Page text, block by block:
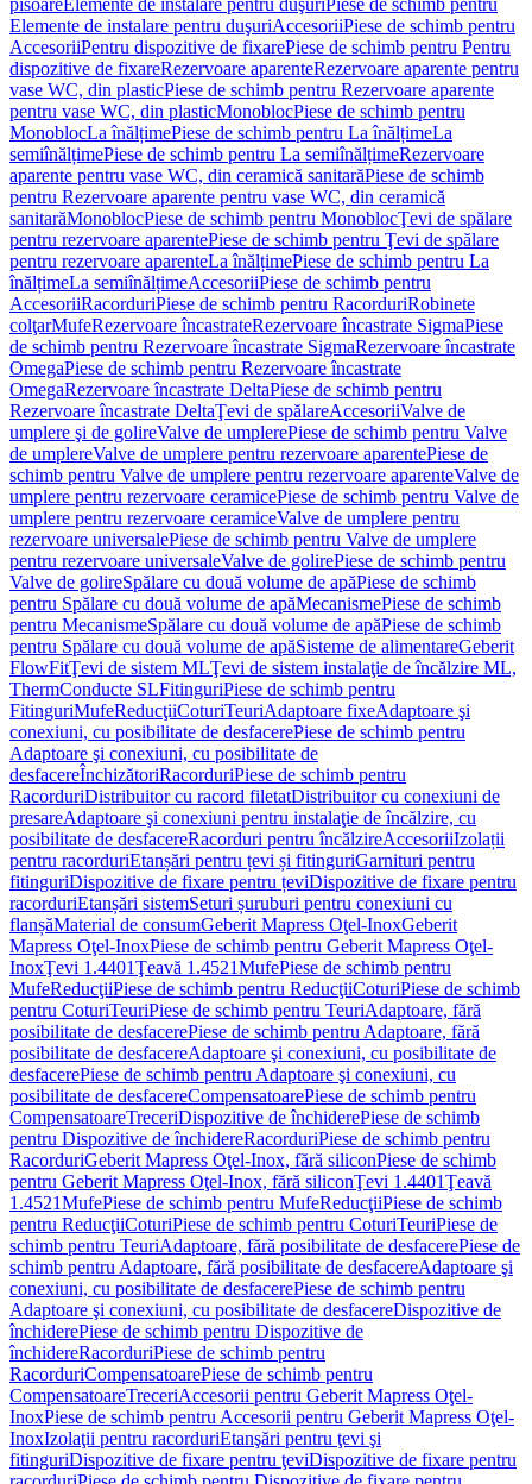
pisoareElemente de instalare pentru duşuriPiese de schimb pentru
Elemente de instalare pentru duşuriAccesoriiPiese de schimb pentru
AccesoriiPentru dispozitive de fixarePiese de schimb pentru Pentru
dispozitive de fixareRezervoare aparenteRezervoare aparente pentru
vase WC, din plasticPiese de schimb pentru Rezervoare aparente
pentru vase WC, din plasticMonoblocPiese de schimb pentru
MonoblocLa înălțimePiese de schimb pentru La înălțimeLa
semiînălțimePiese de schimb pentru La semiînălțimeRezervoare
aparente pentru vase WC, din ceramică sanitarăPiese de schimb
pentru Rezervoare aparente pentru vase WC, din ceramică
sanitarăMonoblocPiese de schimb pentru MonoblocŢevi de spălare
pentru rezervoare aparentePiese de schimb pentru Ţevi de spălare
pentru rezervoare aparenteLa înălțimePiese de schimb pentru La
înălțimeLa semiînălțimeAccesoriiPiese de schimb pentru
AccesoriiRacorduriPiese de schimb pentru RacorduriRobinete
colţarMufeRezervoare încastrateRezervoare încastrate SigmaPiese
de schimb pentru Rezervoare încastrate SigmaRezervoare încastrate
OmegaPiese de schimb pentru Rezervoare încastrate
OmegaRezervoare încastrate DeltaPiese de schimb pentru
Rezervoare încastrate DeltaŢevi de spălareAccesoriiValve de
umplere şi de golireValve de umplerePiese de schimb pentru Valve
de umplereValve de umplere pentru rezervoare aparentePiese de
schimb pentru Valve de umplere pentru rezervoare aparenteValve de
umplere pentru rezervoare ceramicePiese de schimb pentru Valve de
umplere pentru rezervoare ceramiceValve de umplere pentru
rezervoare universalePiese de schimb pentru Valve de umplere
pentru rezervoare universaleValve de golirePiese de schimb pentru
Valve de golireSpălare cu două volume de apăPiese de schimb
pentru Spălare cu două volume de apăMecanismePiese de schimb
pentru MecanismeSpălare cu două volume de apăPiese de schimb
pentru Spălare cu două volume de apăSisteme de alimentareGeberit
FlowFitŢevi de sistem MLŢevi de sistem instalaţie de încălzire ML,
ThermConducte SLFitinguriPiese de schimb pentru
FitinguriMufeReducţiiCoturiTeuriAdaptoare fixeAdaptoare şi
conexiuni, cu posibilitate de desfacerePiese de schimb pentru
Adaptoare şi conexiuni, cu posibilitate de
desfacereÎnchizătoriRacorduriPiese de schimb pentru
RacorduriDistribuitor cu racord filetatDistribuitor cu conexiuni de
presareAdaptoare şi conexiuni pentru instalaţie de încălzire, cu
posibilitate de desfacereRacorduri pentru încălzireAccesoriiIzolații
pentru racorduriEtanșări pentru țevi și fitinguriGarnituri pentru
fitinguriDispozitive de fixare pentru țeviDispozitive de fixare pentru
racorduriEtanșări sistemSeturi șuruburi pentru conexiuni cu
flanșăMaterial de consumGeberit Mapress Oţel-InoxGeberit
Mapress Oţel-InoxPiese de schimb pentru Geberit Mapress Oţel-
InoxŢevi 1.4401Ţeavă 1.4521MufePiese de schimb pentru
MufeReducţiiPiese de schimb pentru ReducţiiCoturiPiese de schimb
pentru CoturiTeuriPiese de schimb pentru TeuriAdaptoare, fără
posibilitate de desfacerePiese de schimb pentru Adaptoare, fără
posibilitate de desfacereAdaptoare şi conexiuni, cu posibilitate de
desfacerePiese de schimb pentru Adaptoare şi conexiuni, cu
posibilitate de desfacereCompensatoarePiese de schimb pentru
CompensatoareTreceriDispozitive de închiderePiese de schimb
pentru Dispozitive de închidereRacorduriPiese de schimb pentru
RacorduriGeberit Mapress Oţel-Inox, fără siliconPiese de schimb
pentru Geberit Mapress Oţel-Inox, fără siliconŢevi 1.4401Ţeavă
1.4521MufePiese de schimb pentru MufeReducţiiPiese de schimb
pentru ReducţiiCoturiPiese de schimb pentru CoturiTeuriPiese de
schimb pentru TeuriAdaptoare, fără posibilitate de desfacerePiese de
schimb pentru Adaptoare, fără posibilitate de desfacereAdaptoare şi
conexiuni, cu posibilitate de desfacerePiese de schimb pentru
Adaptoare şi conexiuni, cu posibilitate de desfacereDispozitive de
închiderePiese de schimb pentru Dispozitive de
închidereRacorduriPiese de schimb pentru
RacorduriCompensatoarePiese de schimb pentru
CompensatoareTreceriAccesorii pentru Geberit Mapress Oţel-
InoxPiese de schimb pentru Accesorii pentru Geberit Mapress Oţel-
InoxIzolaţii pentru racorduriEtanşări pentru ţevi şi
fitinguriDispozitive de fixare pentru ţeviDispozitive de fixare pentru